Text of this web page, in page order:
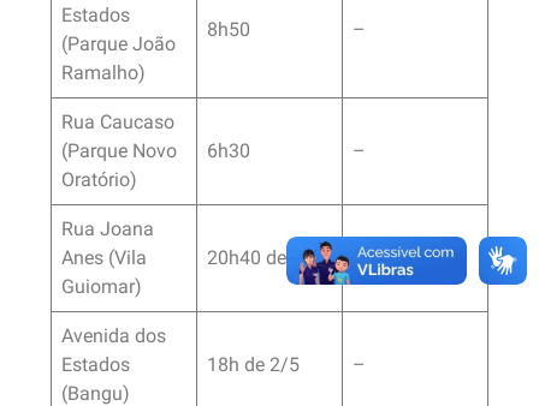
Estados
(Parque João
Ramalho)
8h50 –
Rua Caucaso
(Parque Novo
Oratório)
6h30 –
Rua Joana
Anes (Vila
Guiomar)
20h40 de 2/5 10h
Avenida dos
Estados
(Bangu)
18h de 2/5 –